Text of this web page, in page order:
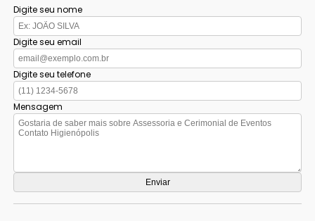
Digite seu nome
Digite seu email
Digite seu telefone
Mensagem